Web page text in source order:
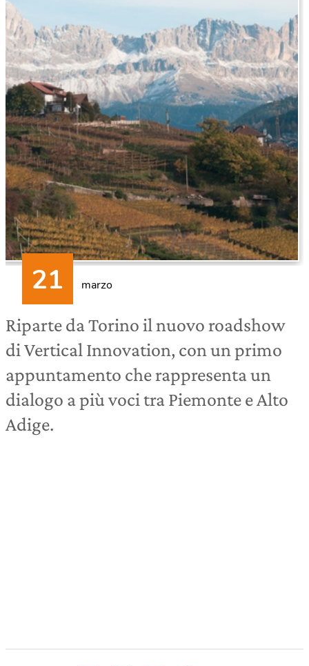
marzo
Riparte da Torino il nuovo roadshow
di Vertical Innovation, con un primo
appuntamento che rappresenta un
dialogo a più voci tra Piemonte e Alto
Adige.